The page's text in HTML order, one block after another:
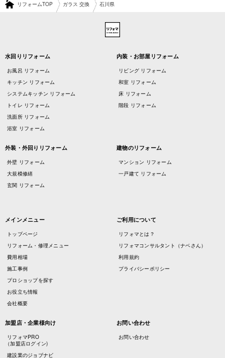
リフォームTOP ガラス 交換 石川県
水回りリフォーム
お風呂 リフォーム
キッチン リフォーム
システムキッチン リフォーム
トイレ リフォーム
洗面所 リフォーム
浴室 リフォーム
内装・お部屋リフォーム
リビング リフォーム
和室 リフォーム
床 リフォーム
階段 リフォーム
外装・外回りリフォーム
外壁 リフォーム
大規模修繕
玄関 リフォーム
建物のリフォーム
マンション リフォーム
一戸建て リフォーム
メインメニュー
トップページ
リフォーム・修理メニュー
費用相場
施工事例
プロショップを探す
お役立ち情報
会社概要
ご利用について
リフォマとは？
リフォマコンサルタント（ナベさん）
利用規約
プライバシーポリシー
加盟店・企業様向け
リフォマPRO
（加盟店ログイン)
建設業のジョブナビ
お問い合わせ
お問い合わせ